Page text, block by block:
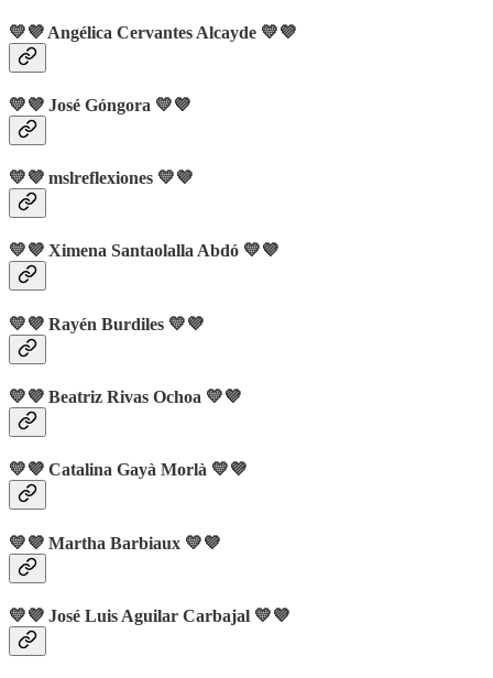
💛💜 Angélica Cervantes Alcayde 💛💜
💛💜 José Góngora 💛💜
💛💜 mslreflexiones 💛💜
💛💜 Ximena Santaolalla Abdó 💛💜
💛💜 Rayén Burdiles 💛💜
💛💜 Beatriz Rivas Ochoa 💛💜
💛💜 Catalina Gayà Morlà 💛💜
💛💜 Martha Barbiaux 💛💜
💛💜 José Luis Aguilar Carbajal 💛💜